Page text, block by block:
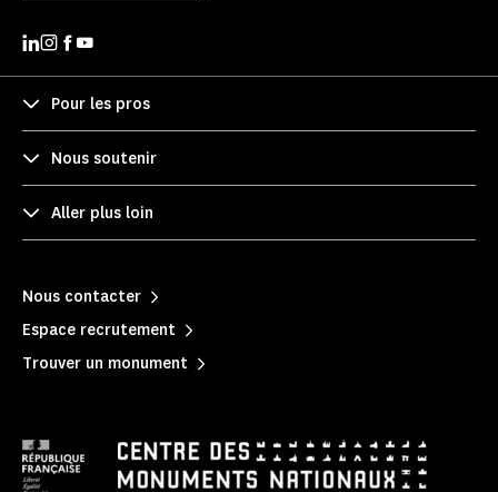
Pour les pros
Nous soutenir
Aller plus loin
Nous contacter
Espace recrutement
Trouver un monument